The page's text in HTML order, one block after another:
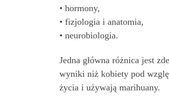
• hormony,
• fizjologia i anatomia,
• neurobiologia.
Jedna główna różnica jest
wyniki niż kobiety pod
życia i używają marihuany.